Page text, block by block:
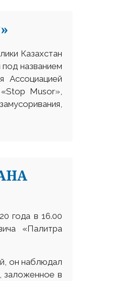
Казахстан
названием
Ассоциацией
Musor»,
года в 16.00
«Палитра
он наблюдал
заложенное в